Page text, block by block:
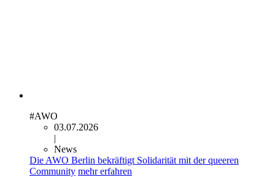
#AWO
03.07.2026
|
News
Die AWO Berlin bekräftigt Solidarität mit der queeren
Community mehr erfahren